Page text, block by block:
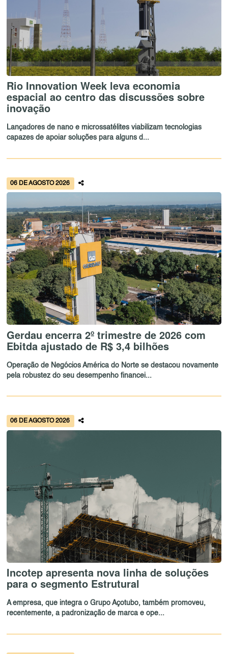
Rio Innovation Week leva economia
espacial ao centro das discussões sobre
inovação
Lançadores de nano e microssatélites viabilizam tecnologias
capazes de apoiar soluções para alguns d...
06 DE AGOSTO 2026
Gerdau encerra 2º trimestre de 2026 com
Ebitda ajustado de R$ 3,4 bilhões
Operação de Negócios América do Norte se destacou novamente
pela robustez do seu desempenho financei...
06 DE AGOSTO 2026
Incotep apresenta nova linha de soluções
para o segmento Estrutural
A empresa, que integra o Grupo Açotubo, também promoveu,
recentemente, a padronização de marca e ope...